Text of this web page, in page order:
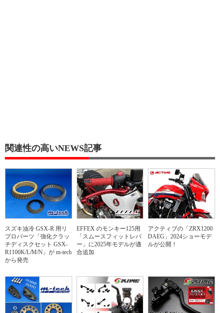
関連性の高いNEWS記事
スズキ油冷 GSX-R 用リ
プロパーツ「強化クラッ
チディスクセット GSX-
R1100K/L/M/N」が m-tech
から発売
EFFEX のモンキー125用
「スムースフィットレバ
ー」に2025年モデルが適
合追加
アクティブの「ZRX1200
DAEG」2024ショーモデ
ルが公開！